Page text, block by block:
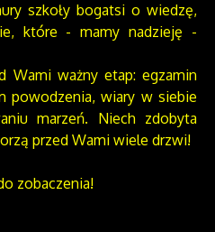
szkoły bogatsi o wiedzę,
które - mamy nadzieję -
Wami ważny etap: egzamin
powodzenia, wiary w siebie
marzeń. Niech zdobyta
przed Wami wiele drzwi!
zobaczenia!